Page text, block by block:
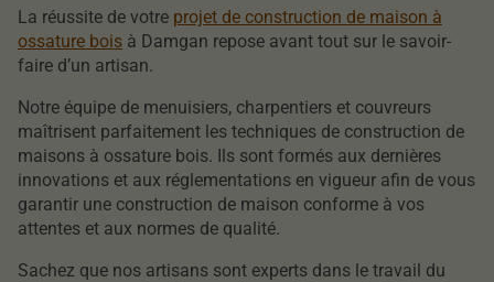
La réussite de votre projet de construction de maison à
ossature bois à Damgan repose avant tout sur le savoir-
faire d’un artisan.
Notre équipe de menuisiers, charpentiers et couvreurs
maîtrisent parfaitement les techniques de construction de
maisons à ossature bois. Ils sont formés aux dernières
innovations et aux réglementations en vigueur afin de vous
garantir une construction de maison conforme à vos
attentes et aux normes de qualité.
Sachez que nos artisans sont experts dans le travail du